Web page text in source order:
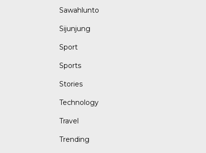
Sawahlunto
Sijunjung
Sport
Sports
Stories
Technology
Travel
Trending